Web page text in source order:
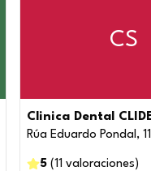
CS
Clinica Dental
Rúa Eduardo Pondal, 11,
5 (11 valoraciones )